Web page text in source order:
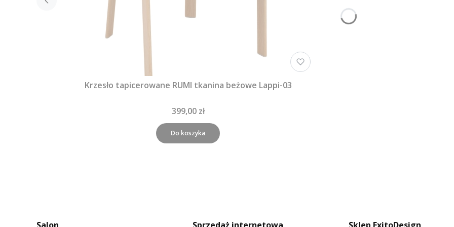
Krzesło tapicerowane RUMI tkanina beżowe Lappi-03
399,00 zł
Do koszyka